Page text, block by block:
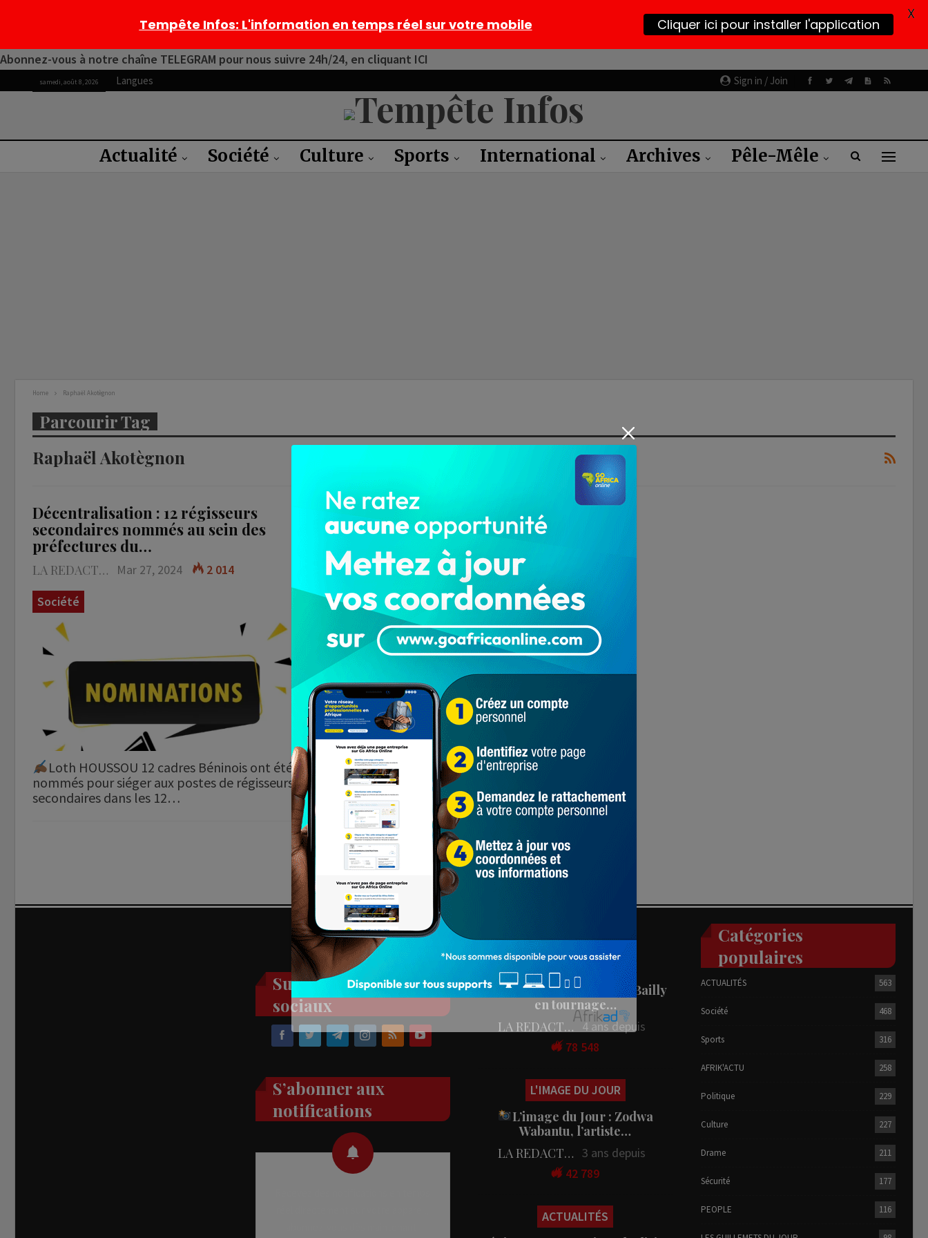
Abonnez-vous à notre chaîne TELEGRAM pour nous suivre 24h/24, en cliquant ICI
Sign in / Join
samedi, août 8, 2026 Langues
Actualité Société Culture Sports International Archives Pêle-Mêle
Home Raphaël Akotègnon
Parcourir Tag
Raphaël Akotègnon
Décentralisation : 12 régisseurs
secondaires nommés au sein des
préfectures du…
LA REDACTION Mar 27, 2024
2 014
Société
Loth HOUSSOU 12 cadres Béninois ont été
nommés pour siéger aux postes de régisseurs
secondaires dans les 12…
Bénin : Flash sur les Ministres de
Talon qui sont tombés aux législatives
de 2023
…
LA REDACTION Jan 11, 2023 3 578
Au Bénin, plusieurs Ministres du gouvernement
issus des deux partis pro-Talon se sont
présentés aux législatives de…
Suivez nos réseaux
sociaux
S’abonner aux
notifications
Populaires
PEOPLE
People : L’artiste Blanche Bailly
en tournage…
LA REDACTION 4 ans depuis
78 548
L'IMAGE DU JOUR
L’image du Jour : Zodwa
Wabantu, l’artiste…
LA REDACTION 3 ans depuis
42 789
ACTUALITÉS
Catégories
populaires
ACTUALITÉS 563
Société 468
Sports 316
AFRIK'ACTU 258
Politique 229
Culture 227
Drame 211
Sécurité 177
PEOPLE 116
Tempête Infos: L'information en temps réel sur votre mobile Cliquer ici pour installer l'application X